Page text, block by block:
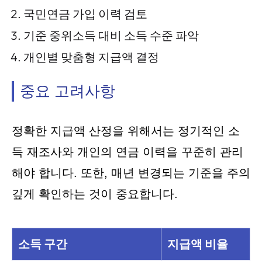
국민연금 가입 이력 검토
기준 중위소득 대비 소득 수준 파악
개인별 맞춤형 지급액 결정
중요 고려사항
정확한 지급액 산정을 위해서는 정기적인 소
득 재조사와 개인의 연금 이력을 꾸준히 관리
해야 합니다. 또한, 매년 변경되는 기준을 주의
깊게 확인하는 것이 중요합니다.
소득 구간 지급액 비율